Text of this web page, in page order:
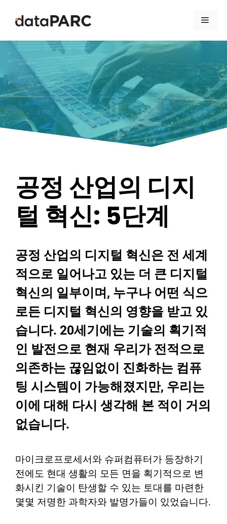
메뉴
공정 산업의 디지
털 혁신: 5단계
공정 산업의 디지털 혁신은 전 세계
적으로 일어나고 있는 더 큰 디지털
혁신의 일부이며, 누구나 어떤 식으
로든 디지털 혁신의 영향을 받고 있
습니다. 20세기에는 기술의 획기적
인 발전으로 현재 우리가 전적으로
의존하는 끊임없이 진화하는 컴퓨
팅 시스템이 가능해졌지만, 우리는
이에 대해 다시 생각해 본 적이 거의
없습니다.
마이크로프로세서와 슈퍼컴퓨터가 등장하기
전에도 현대 생활의 모든 면을 획기적으로 변
화시킨 기술이 탄생할 수 있는 토대를 마련한
몇몇 저명한 과학자와 발명가들이 있었습니다.